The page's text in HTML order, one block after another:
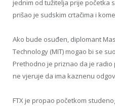
jednim od tužitelja prije početka
prišao je sudskim crtačima i
Ako bude osuđen, diplomant
Technology (MIT) mogao bi se
Prethodno je priznao da je radio
ne vjeruje da ima kaznenu
FTX je propao početkom